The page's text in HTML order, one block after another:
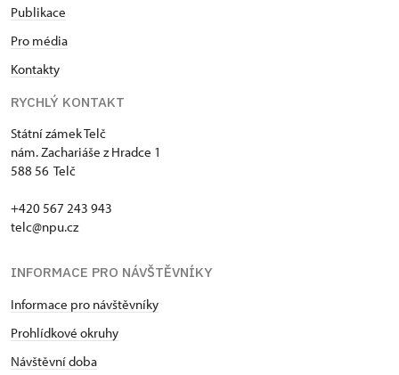
Publikace
Pro média
Kontakty
RYCHLÝ KONTAKT
Státní zámek Telč
nám. Zachariáše z Hradce 1
588 56 Telč
+420 567 243 943
telc@npu.cz
INFORMACE PRO NÁVŠTĚVNÍKY
Informace pro návštěvníky
Prohlídkové okruhy
Návštěvní doba